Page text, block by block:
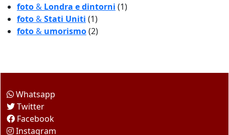
foto& Londra e dintorni (1)
foto&Stati Uniti (1)
foto& umorismo(2)
Whatsapp
Twitter
Facebook
Instagram